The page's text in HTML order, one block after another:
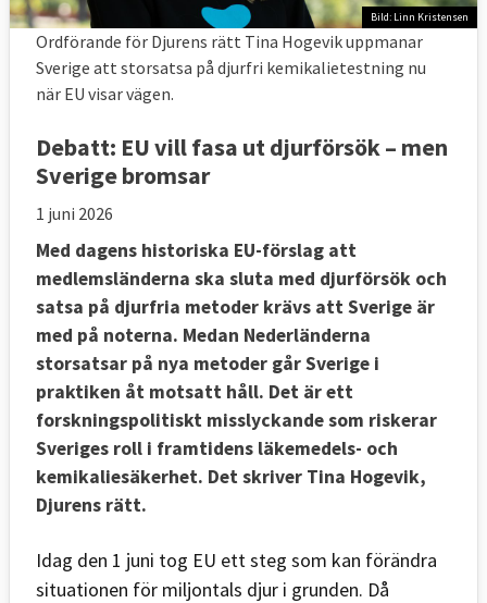
Bild: Linn Kristensen
Ordförande för Djurens rätt Tina Hogevik uppmanar
Sverige att storsatsa på djurfri kemikalietestning nu
när EU visar vägen.
Debatt: EU vill fasa ut djurförsök – men
Sverige bromsar
1 juni 2026
Med dagens historiska EU-förslag att
medlemsländerna ska sluta med djurförsök och
satsa på djurfria metoder krävs att Sverige är
med på noterna. Medan Nederländerna
storsatsar på nya metoder går Sverige i
praktiken åt motsatt håll. Det är ett
forskningspolitiskt misslyckande som riskerar
Sveriges roll i framtidens läkemedels- och
kemikaliesäkerhet. Det skriver Tina Hogevik,
Djurens rätt.
Idag den 1 juni tog EU ett steg som kan förändra
situationen för miljontals djur i grunden. Då